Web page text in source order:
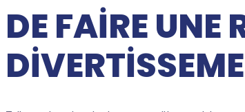
DE FAIRE UNE